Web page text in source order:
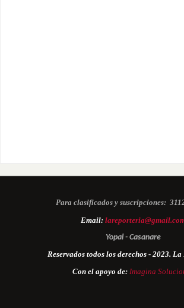
Para clasificados y suscripciones:
Email:
Yopal - Casanare
Reservados todos los derechos - 2023.
Con el apoyo de: Imagina